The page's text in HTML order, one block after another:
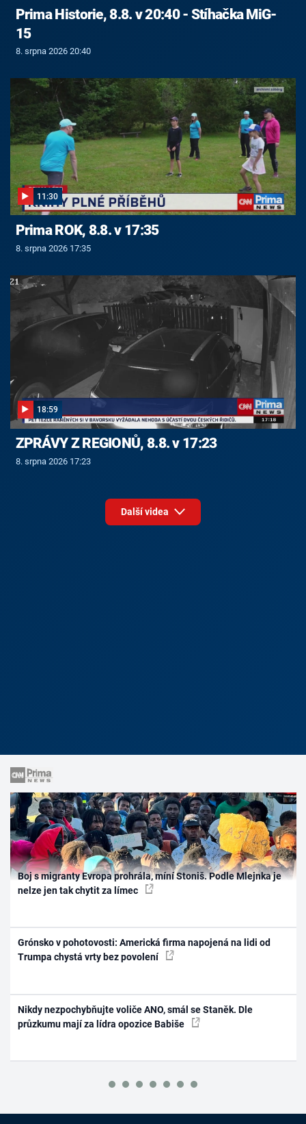
Prima Historie, 8.8. v 20:40 - Stíhačka MiG-
15
8. srpna 2026 20:40
11:30
Prima ROK, 8.8. v 17:35
8. srpna 2026 17:35
18:59
ZPRÁVY Z REGIONŮ, 8.8. v 17:23
8. srpna 2026 17:23
Další videa
Boj s migranty Evropa prohrála, míní Stoniš. Podle Mlejnka je
nelze jen tak chytit za límec
Grónsko v pohotovosti: Americká firma napojená na lidi od
Trumpa chystá vrty bez povolení
Nikdy nezpochybňujte voliče ANO, smál se Staněk. Dle
průzkumu mají za lídra opozice Babiše